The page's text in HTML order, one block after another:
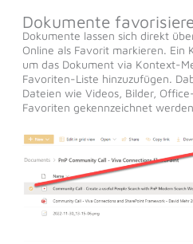
Dokumente
Dokumente lassen sich direkt
Online als Favorit markieren. Ein
um das Dokument via Kontext-
Favoriten-Liste hinzuzufügen.
Dateien wie Videos, Bilder,
Favoriten gekennzeichnet